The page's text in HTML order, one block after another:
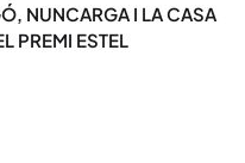
NUNCARGA I LA CASA
PREMI ESTEL